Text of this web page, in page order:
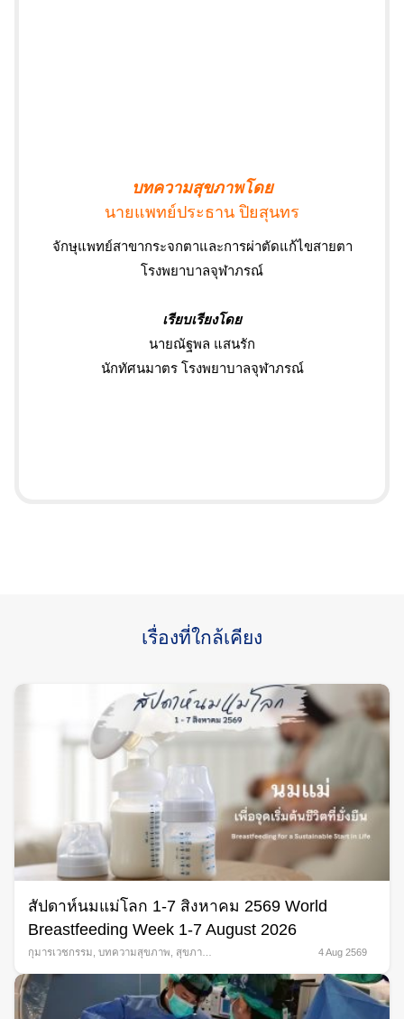
บทความสุขภาพโดย
นายแพทย์ประธาน ปิยสุนทร
จักษุแพทย์สาขากระจกตาและการผ่าตัดแก้ไขสายตา
โรงพยาบาลจุฬาภรณ์
เรียบเรียงโดย
นายณัฐพล แสนรัก
นักทัศนมาตร โรงพยาบาลจุฬาภรณ์
เรื่องที่ใกล้เคียง
สัปดาห์นมแม่โลก 1-7 สิงหาคม 2569 World
Breastfeeding Week 1-7 August 2026
กุมารเวชกรรม บทความสุขภาพ
สุขภาพ
4 Aug 2569